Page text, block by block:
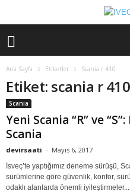
Ana Sayfa Etiketler Scania r 410
Etiket: scania r 410
Scania
Yeni Scania “R” ve
Scania
devirsaati - Mayıs 6, 2017
İsveç’te yaptığımız deneme sürüşü,
sürümlerine göre güvenlik, konfor,
odaklı alanlarda önemli iyileştirmeler...